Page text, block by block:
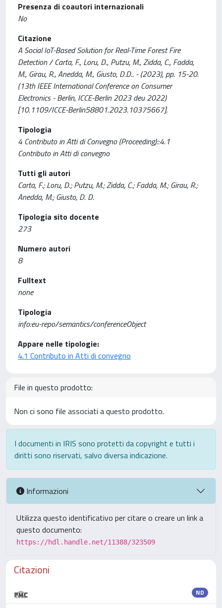
Presenza di coautori internazionali
No
Citazione
A Social IoT-Based Solution for Real-Time Forest Fire
Detection / Carta, F., Loru, D., Putzu, M., Zidda, C., Fadda,
M., Girau, R., Anedda, M., Giusto, D.D.. - (2023), pp. 15-20.
(13th IEEE International Conference on Consumer
Electronics - Berlin, ICCE-Berlin 2023 deu 2022)
[10.1109/ICCE-Berlin58801.2023.10375667].
Tipologia
4 Contributo in Atti di Convegno (Proceeding)::4.1
Contributo in Atti di convegno
Tutti gli autori
Carta, F.; Loru, D.; Putzu, M.; Zidda, C.; Fadda, M.; Girau, R.;
Anedda, M.; Giusto, D. D.
Tipologia sito docente
273
Numero autori
8
Fulltext
none
Tipologia
info:eu-repo/semantics/conferenceObject
Appare nelle tipologie:
4.1 Contributo in Atti di convegno
File in questo prodotto:
Non ci sono file associati a questo prodotto.
I documenti in IRIS sono protetti da copyright e tutti i
diritti sono riservati, salvo diversa indicazione.
Informazioni
Utilizza questo identificativo per citare o creare un link a
questo documento:
https://hdl.handle.net/11388/323509
Citazioni
ND